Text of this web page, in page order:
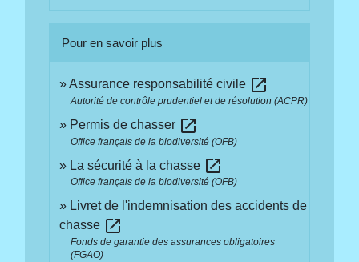
Pour en savoir plus
Assurance responsabilité civile open_in_new
Autorité de contrôle prudentiel et de résolution (ACPR)
Permis de chasser open_in_new
Office français de la biodiversité (OFB)
La sécurité à la chasse open_in_new
Office français de la biodiversité (OFB)
Livret de l'indemnisation des accidents de
chasse open_in_new
Fonds de garantie des assurances obligatoires
(FGAO)